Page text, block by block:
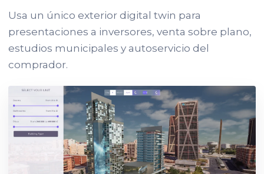
Usa un único exterior digital twin para
presentaciones a inversores, venta sobre plano,
estudios municipales y autoservicio del
comprador.